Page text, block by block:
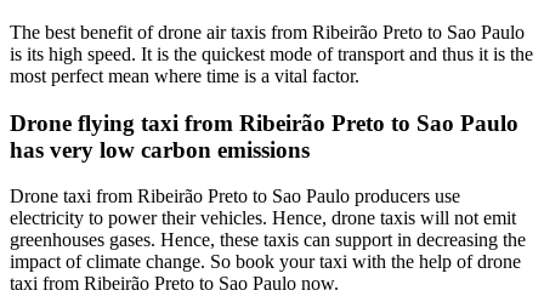
The best benefit of drone air taxis from Ribeirão Preto to Sao Paulo
is its high speed. It is the quickest mode of transport and thus it is the
most perfect mean where time is a vital factor.
Drone flying taxi from Ribeirão Preto to Sao Paulo
has very low carbon emissions
Drone taxi from Ribeirão Preto to Sao Paulo producers use
electricity to power their vehicles. Hence, drone taxis will not emit
greenhouses gases. Hence, these taxis can support in decreasing the
impact of climate change. So book your taxi with the help of drone
taxi from Ribeirão Preto to Sao Paulo now.